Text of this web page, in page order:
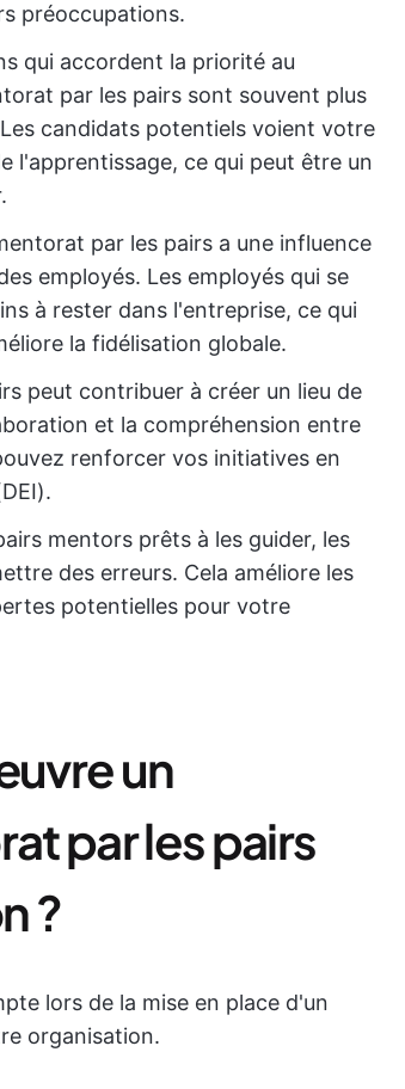
préoccupations.
qui accordent la priorité au
par les pairs sont souvent plus
candidats potentiels voient votre
l'apprentissage, ce qui peut être un
par les pairs a une influence
employés. Les employés qui se
à rester dans l'entreprise, ce qui
la fidélisation globale.
peut contribuer à créer un lieu de
et la compréhension entre
renforcer vos initiatives en
mentors prêts à les guider, les
des erreurs. Cela améliore les
potentielles pour votre
un
par les pairs
?
lors de la mise en place d'un
organisation.